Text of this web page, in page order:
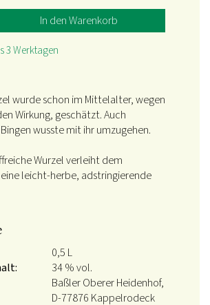
In den Warenkorb
3 Werktagen
wurde schon im Mittelalter, wegen
Wirkung, geschätzt. Auch
wusste mit ihr umzugehen.
Wurzel verleiht dem
leicht-herbe, adstringierende
0,5 L
34 % vol.
Baßler Oberer Heidenhof,
D-77876 Kappelrodeck